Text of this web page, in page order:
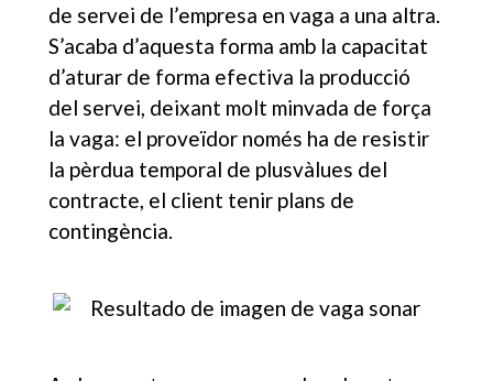
de servei de l’empresa en vaga a una altra.
S’acaba d’aquesta forma amb la capacitat
d’aturar de forma efectiva la producció
del servei, deixant molt minvada de força
la vaga: el proveïdor només ha de resistir
la pèrdua temporal de plusvàlues del
contracte, el client tenir plans de
contingència.